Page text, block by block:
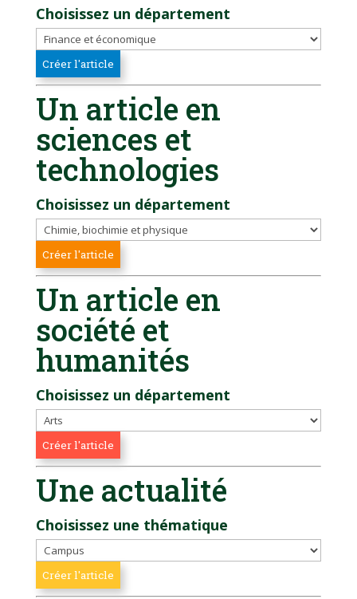
Choisissez un département
Un article en
sciences et
technologies
Choisissez un département
Un article en
société et
humanités
Choisissez un département
Une actualité
Choisissez une thématique